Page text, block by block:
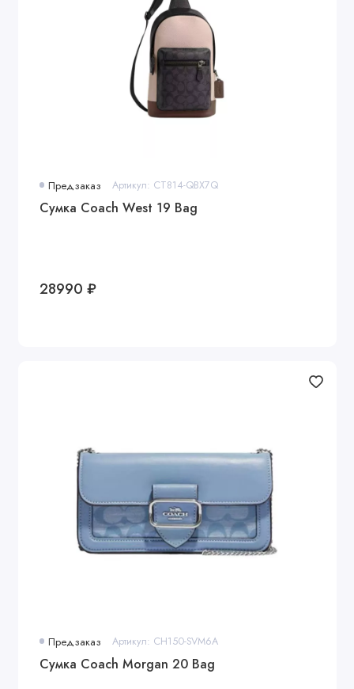
Предзаказ Артикул: CT814-QBX7Q
Сумка Coach West 19 Bag
28990 ₽
Предзаказ Артикул: CH150-SVM6A
Сумка Coach Morgan 20 Bag